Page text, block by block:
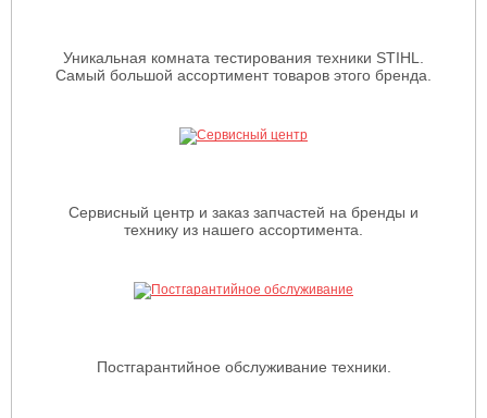
Уникальная комната тестирования техники STIHL.
Самый большой ассортимент товаров этого бренда.
Сервисный центр и заказ запчастей на бренды и
технику из нашего ассортимента.
Постгарантийное обслуживание техники.